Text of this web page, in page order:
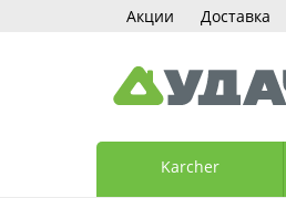
Акции Доставка
Karcher